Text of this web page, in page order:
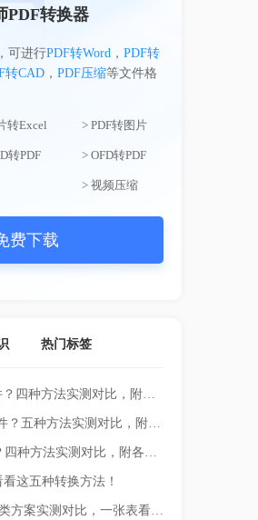
PDF转换器
可进行PDF转Word， PDF转
转CAD， PDF压缩等文件格
转Excel > PDF转图片
转PDF > OFD转PDF
> 视频压缩
费下载
热门标签
图片如何转换pdf文件？四种方法实测对比，附各场景最优选！
png照片如何转jpg文件？五种方法实测对比，附各场景最优选!！
PDF转JPG怎么操作？四种方法实测对比，附各场景最优选！
这五种转换方法！
图片压缩怎么弄？五类方案实测对比，一张表看懂怎么选！